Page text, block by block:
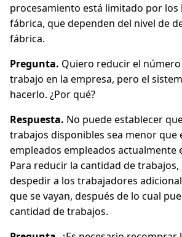
procesamiento está limitado por los
fábrica, que dependen del nivel de
fábrica.
Pregunta. Quiero reducir el
trabajo en la empresa, pero el
hacerlo. ¿Por qué?
Respuesta. No puede establecer
trabajos disponibles sea menor que
empleados empleados actualmente
Para reducir la cantidad de
despedir a los trabajadores
que se vayan, después de lo cual
cantidad de trabajos.